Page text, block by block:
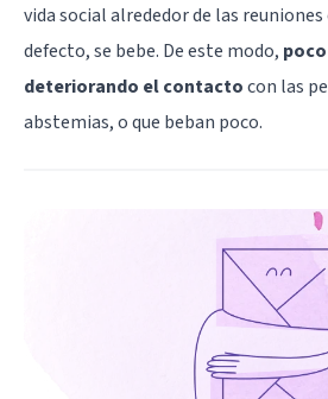
vida social alrededor de las
defecto, se bebe. De este modo,
deteriorando el contactocon las
abstemias, o que beban poco.